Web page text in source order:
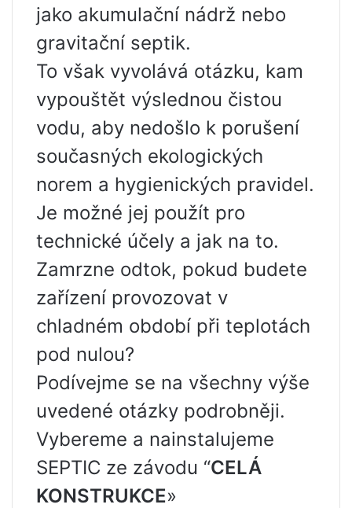
jako akumulační nádrž nebo
gravitační septik.
To však vyvolává otázku, kam
vypouštět výslednou čistou
vodu, aby nedošlo k porušení
současných ekologických
norem a hygienických pravidel.
Je možné jej použít pro
technické účely a jak na to.
Zamrzne odtok, pokud budete
zařízení provozovat v
chladném období při teplotách
pod nulou?
Podívejme se na všechny výše
uvedené otázky podrobněji.
Vybereme a nainstalujeme
SEPTIC ze závodu “CELÁ
KONSTRUKCE»